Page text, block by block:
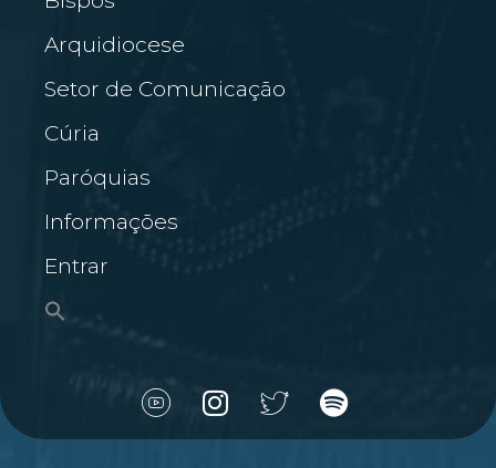
Arquidiocese
Setor de Comunicação
Cúria
Paróquias
Informações
Entrar